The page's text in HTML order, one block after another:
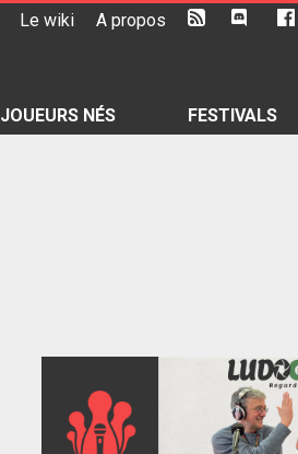
Le wiki A propos
JOUEURS NÉS FESTIVALS